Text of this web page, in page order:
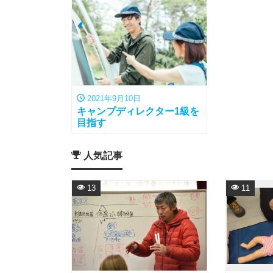
2021年9月10日
キャンプディレクター1級を
目指す
人気記事
13 11